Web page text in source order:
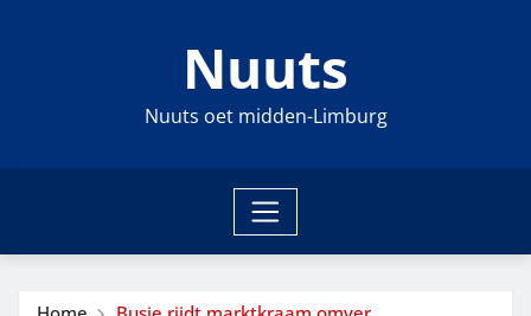
Nuuts
Nuuts oet midden-Limburg